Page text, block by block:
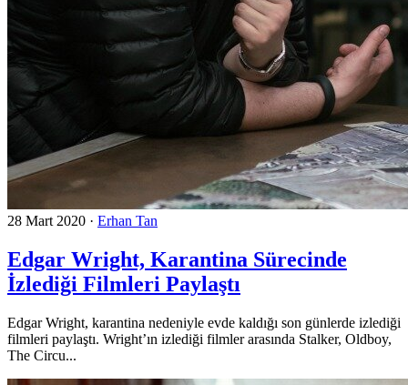
28 Mart 2020 · Erhan Tan
Edgar Wright, Karantina Sürecinde
İzlediği Filmleri Paylaştı
Edgar Wright, karantina nedeniyle evde kaldığı son günlerde izlediği
filmleri paylaştı. Wright’ın izlediği filmler arasında Stalker, Oldboy,
The Circu...